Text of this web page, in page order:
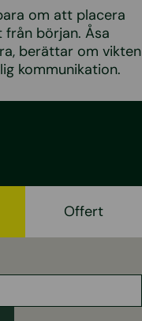
om att placera
början. Åsa
berättar om vikten
kommunikation.
Offert